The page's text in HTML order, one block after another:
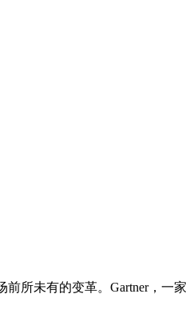
未有的变革。Gartner，一